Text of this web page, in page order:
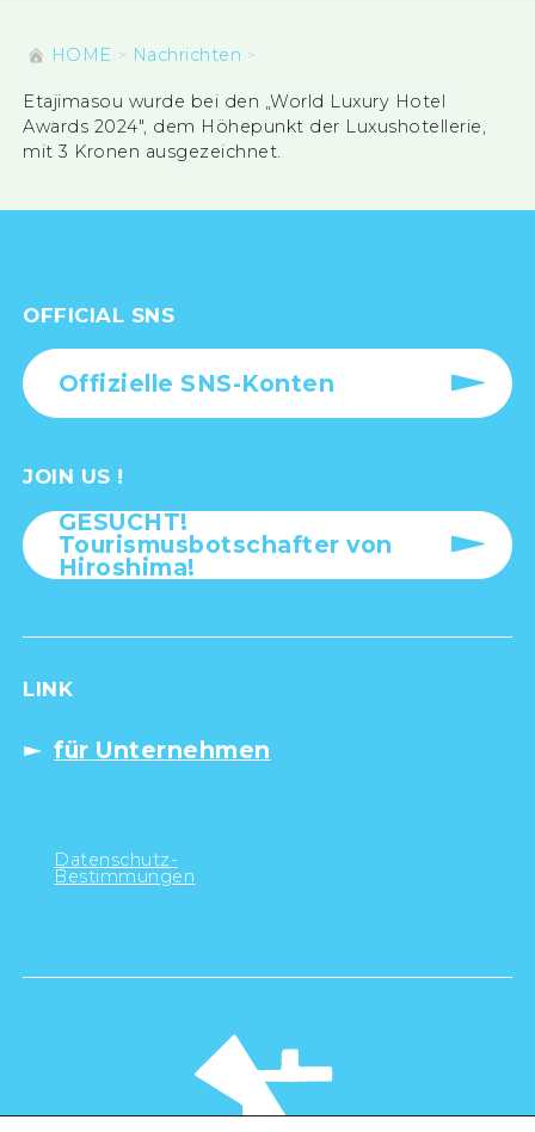
HOME Nachrichten
Etajimasou wurde bei den „World Luxury Hotel
Awards 2024", dem Höhepunkt der Luxushotellerie,
mit 3 Kronen ausgezeichnet.
OFFICIAL SNS
Offizielle SNS-Konten
JOIN US !
GESUCHT!
Tourismusbotschafter von
Hiroshima!
LINK
für Unternehmen
Datenschutz-
Bestimmungen